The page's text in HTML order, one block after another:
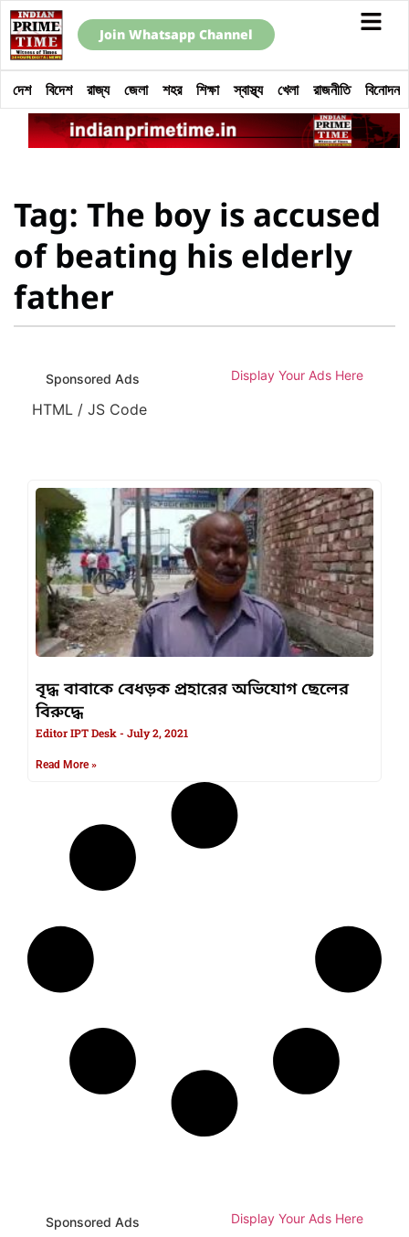
Join Whatsapp Channel
দেশ বিদেশ রাজ্য জেলা শহর শিক্ষা স্বাস্থ্য খেলা রাজনীতি বিনোদন
Tag: The boy is accused
of beating his elderly
father
Sponsored Ads Display Your Ads Here
HTML / JS Code
বৃদ্ধ বাবাকে বেধড়ক প্রহারের অভিযোগ ছেলের
বিরুদ্ধে
Editor IPT Desk July 2, 2021
Read More »
Sponsored Ads Display Your Ads Here